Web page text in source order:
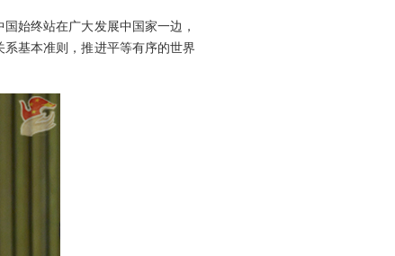
始终站在广大发展中国家一边，
基本准则，推进平等有序的世界